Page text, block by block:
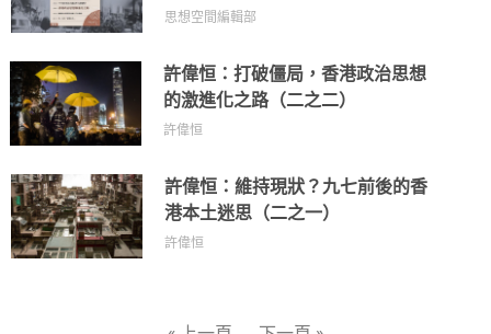
思想空間編輯部
許偉恒：打破僵局，香港政治思想
的激進化之路（二之二）
許偉恒
許偉恒：維持現狀？九七前後的香
港本土迷思（二之一）
許偉恒